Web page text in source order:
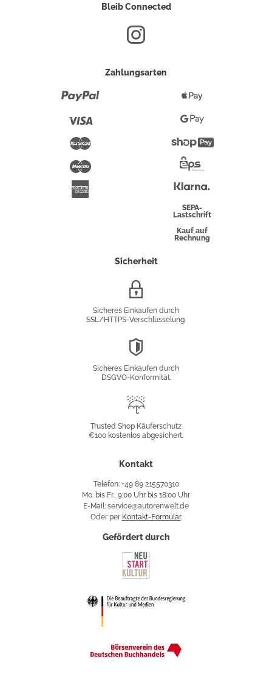
Bleib Connected
Zahlungsarten
Maestro
Pay
Google
PayShopify
Überweisung
SEPA-
Lastschrift
Kauf auf
Rechnung
Sicherheit
Sicheres Einkaufen durch
SSL/HTTPS-Verschlüsselung.
Sicheres Einkaufen durch
DSGVO-Konformität.
Käuferschutz
Trusted Shop Käuferschutz
€100 kostenlos abgesichert.
Kontakt
Telefon: +49 89 215570310
Mo. bis Fr., 9:00 Uhr bis 18:00 Uhr
E-Mail: service@autorenwelt.de
Oder per Kontakt-Formular.
Gefördert durch